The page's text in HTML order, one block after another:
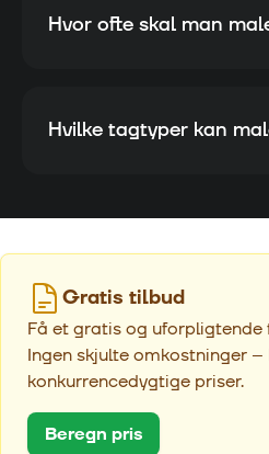
Hvor ofte skal man
Hvilke tagtyper kan
Gratis tilbud
Få et gratis og
Ingen skjulte omkostninger –
konkurrencedygtige priser.
Beregn pris